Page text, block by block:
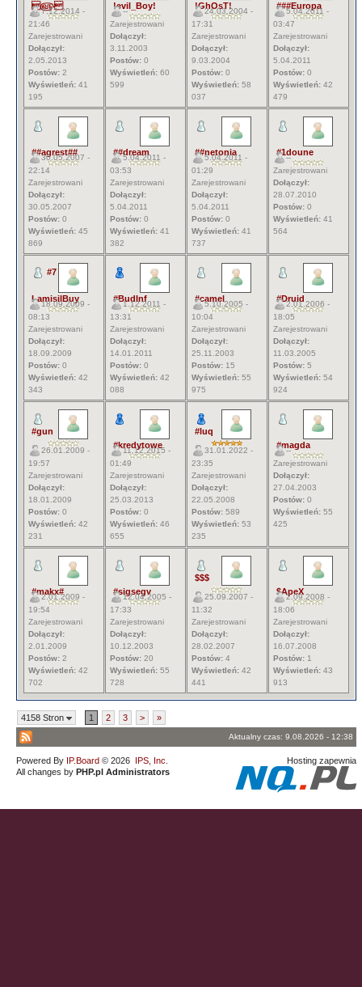
௵
7.12.2014 -
21:46
Zarejestrowani
Dołączył:
2.05.2013
Postów: 2
Wyświetleń: 41
195
!evil_Boy!
--
Zarejestrowani
Dołączył:
3.11.2003
Postów: 0
Wyświetleń: 60
599
!GhOsT!
24.03.2004 -
17:31
Zarejestrowani
Dołączył:
9.03.2004
Postów: 0
Wyświetleń: 58
037
###Europa
5.04.2011 -
03:47
Zarejestrowani
Dołączył:
5.04.2011
Postów: 0
Wyświetleń: 42
479
##agrest##
30.05.2007 -
22:14
Zarejestrowani
Dołączył:
30.05.2007
Postów: 0
Wyświetleń: 45
869
##dream
5.04.2011 -
03:53
Zarejestrowani
Dołączył:
5.04.2011
Postów: 0
Wyświetleń: 41
382
##netonia
5.04.2011 -
01:29
Zarejestrowani
Dołączył:
5.04.2011
Postów: 0
Wyświetleń: 41
737
#1doune
--
Zarejestrowani
Dołączył:
28.07.2010
Postów: 0
Wyświetleń: 41
564
#7
LamisilBuy
18.09.2009 -
08:13
Zarejestrowani
Dołączył:
18.09.2009
Postów: 0
Wyświetleń: 42
343
#BudInf
1.12.2011 -
13:31
Zarejestrowani
Dołączył:
14.01.2011
Postów: 0
Wyświetleń: 42
088
#camel
5.10.2005 -
10:04
Zarejestrowani
Dołączył:
25.11.2003
Postów: 15
Wyświetleń: 55
975
#Druid
2.01.2006 -
18:05
Zarejestrowani
Dołączył:
11.03.2005
Postów: 5
Wyświetleń: 54
924
#gun
26.01.2009 -
19:57
Zarejestrowani
Dołączył:
18.01.2009
Postów: 0
Wyświetleń: 42
231
#kredytowe
11.12.2015 -
01:49
Zarejestrowani
Dołączył:
25.03.2013
Postów: 0
Wyświetleń: 46
655
#luq
31.01.2022 -
23:35
Zarejestrowani
Dołączył:
22.05.2008
Postów: 589
Wyświetleń: 53
235
#magda
--
Zarejestrowani
Dołączył:
27.04.2003
Postów: 0
Wyświetleń: 55
425
#makx#
2.01.2009 -
19:54
Zarejestrowani
Dołączył:
2.01.2009
Postów: 2
Wyświetleń: 42
702
#sigsegv
12.04.2005 -
17:33
Zarejestrowani
Dołączył:
10.12.2003
Postów: 20
Wyświetleń: 55
728
$$$
25.09.2007 -
11:32
Zarejestrowani
Dołączył:
28.02.2007
Postów: 4
Wyświetleń: 42
441
$ApeX
2.09.2008 -
18:06
Zarejestrowani
Dołączył:
16.07.2008
Postów: 1
Wyświetleń: 43
913
4158 Stron 1 2 3 > »
Aktualny czas: 9.08.2026 - 12:38
Powered By IP.Board © 2026 IPS, Inc
All changes by PHP.pl Administrators
Hosting zapewnia